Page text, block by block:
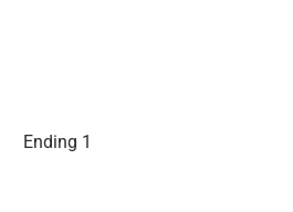
Ending 1